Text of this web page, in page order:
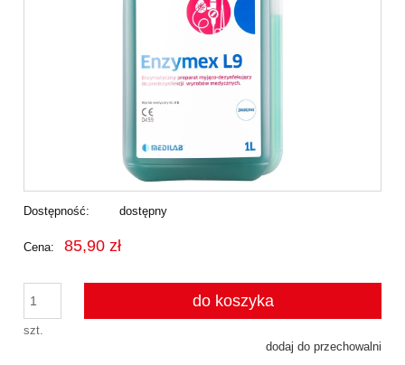
Dostępność: dostępny
Cena: 85,90 zł
szt.
do koszyka
dodaj do przechowalni